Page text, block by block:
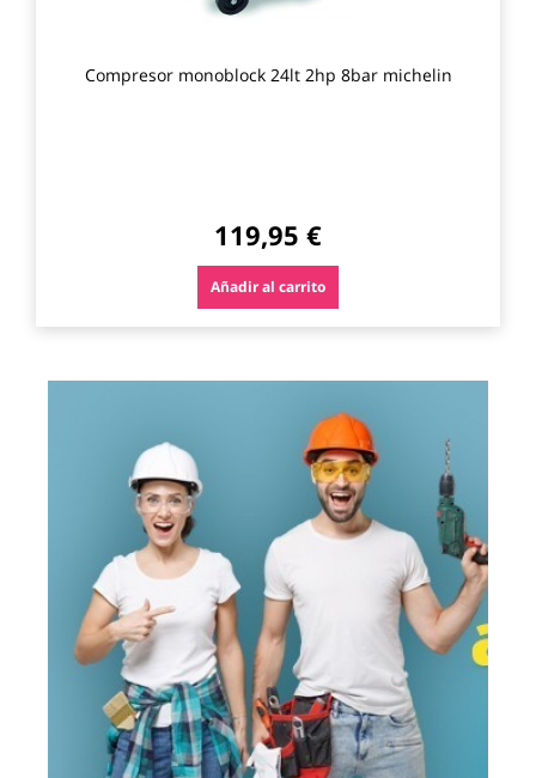
Compresor monoblock 24lt 2hp 8bar michelin
119,95 €
Añadir al carrito